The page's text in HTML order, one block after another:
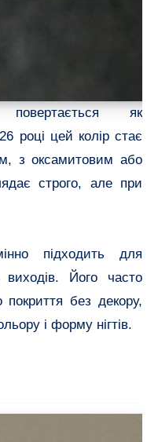
повертається як
році цей колір стає
з оксамитовим або
строго, але при
підходить для
виходів. Його часто
без декору,
і форму нігтів.